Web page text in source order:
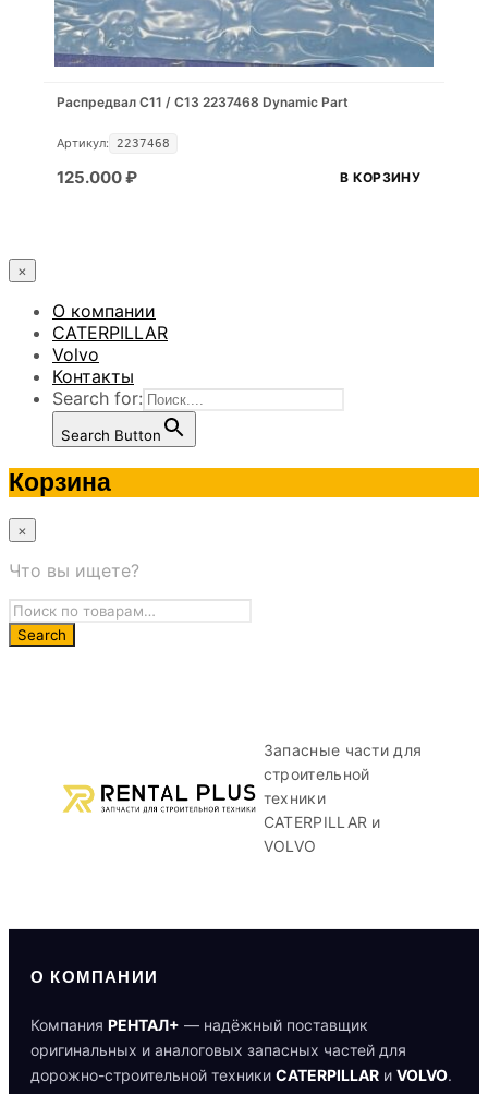
Распредвал С11 / С13 2237468 Dynamic Part
Артикул: 2237468
125.000₽ В КОРЗИНУ
×
О компании
CATERPILLAR
Volvo
Контакты
Search for:
Search Button
Корзина
×
Что вы ищете?
Запасные части для
строительной
техники
CATERPILLAR и
VOLVO
О КОМПАНИИ
Компания РЕНТАЛ+ — надёжный поставщик
оригинальных и аналоговых запасных частей для
дорожно-строительной техники CATERPILLAR и VOLVO.